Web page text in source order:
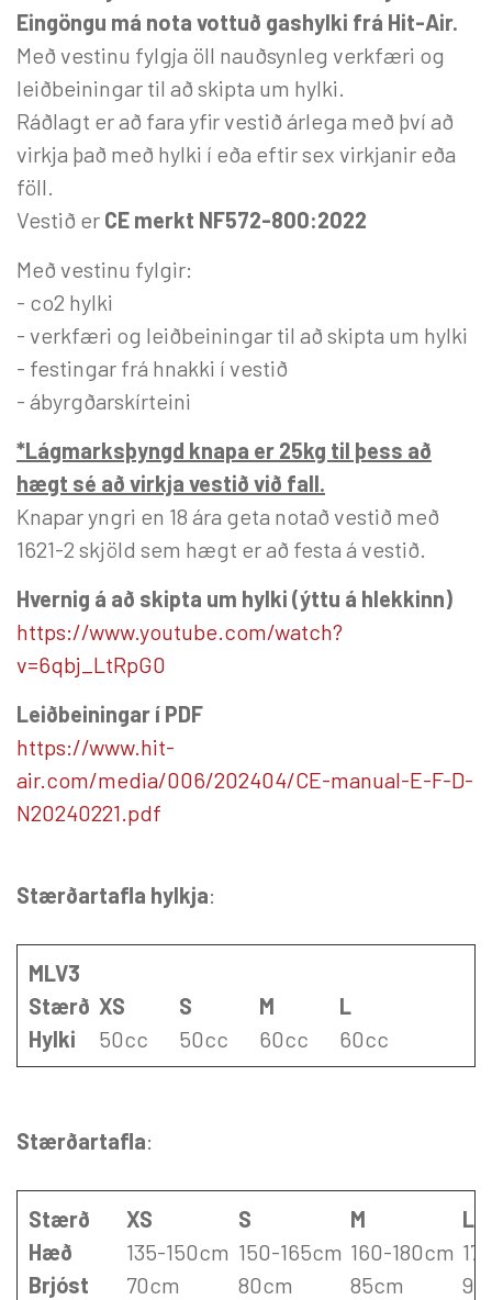
Eingöngu má nota vottuð gashylki frá Hit-Air.
Með vestinu fylgja öll nauðsynleg verkfæri og
leiðbeiningar til að skipta um hylki.
Ráðlagt er að fara yfir vestið árlega með því að
virkja það með hylki í eða eftir sex virkjanir eða
föll.
Vestið er CE merkt NF572-800:2022
Með vestinu fylgir:
- co2 hylki
- verkfæri og leiðbeiningar til að skipta um hylki
- festingar frá hnakki í vestið
- ábyrgðarskírteini
*Lágmarksþyngd knapa er 25kg til þess að
hægt sé að virkja vestið við fall.
Knapar yngri en 18 ára geta notað vestið með
1621-2 skjöld sem hægt er að festa á vestið.
Hvernig á að skipta um hylki (ýttu á hlekkinn)
https://www.youtube.com/watch?
v=6qbj_LtRpG0
Leiðbeiningar í PDF
https://www.hit-
air.com/media/006/202404/CE-manual-E-F-D-
N20240221.pdf
Stærðartafla hylkja:
MLV3
Stærð XS S M
L
Hylki
50cc 50cc 60cc 60cc
Stærðartafla:
Stærð XS S M
L
Hæð
135-150cm 150-165cm 160-180cm
Brjóst
70cm 80cm 85cm